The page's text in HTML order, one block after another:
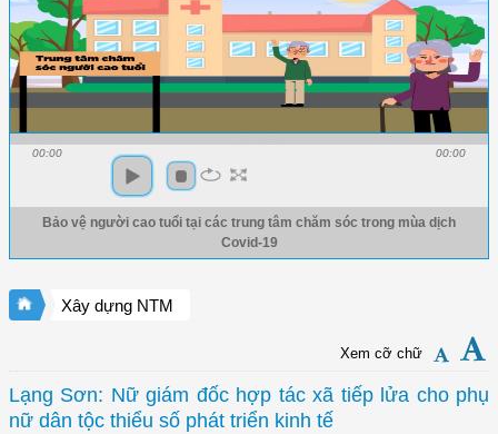
00:00 00:00
Bảo vệ người cao tuổi tại các trung tâm chăm sóc trong mùa dịch
Covid-19
Xây dựng NTM
Xem cỡ chữ
Lạng Sơn: Nữ giám đốc hợp tác xã tiếp lửa cho phụ
nữ dân tộc thiểu số phát triển kinh tế